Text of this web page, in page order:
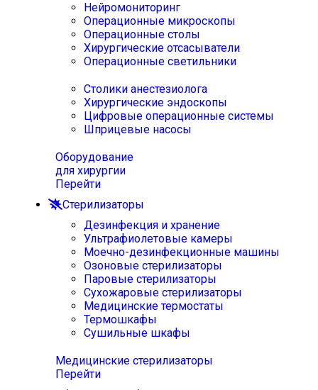
Нейромониторинг
Операционные микроскопы
Операционные столы
Хирургические отсасыватели
Операционные светильники
Столики анестезиолога
Хирургические эндоскопы
Цифровые операционные системы
Шприцевые насосы
Оборудование
для хирургии
Перейти
Стерилизаторы
Дезинфекция и хранение
Ультрафиолетовые камеры
Моечно-дезинфекционные машины
Озоновые стерилизаторы
Паровые стерилизаторы
Сухожаровые стерилизаторы
Медицинские термостаты
Термошкафы
Сушильные шкафы
Медицинские стерилизаторы
Перейти